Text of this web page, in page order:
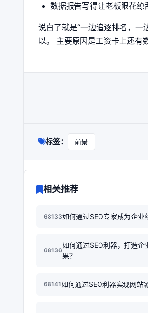
数据报告写得让老板眼花缭
说白了就是“一边追逐排名，
以。 主要原因是工资卡上还有
标签： 前景
相关推荐
68133如何通过SEO专家成为企业
68136
如何通过SEO利器，打造
果？
68141如何通过SEO利器实现网站